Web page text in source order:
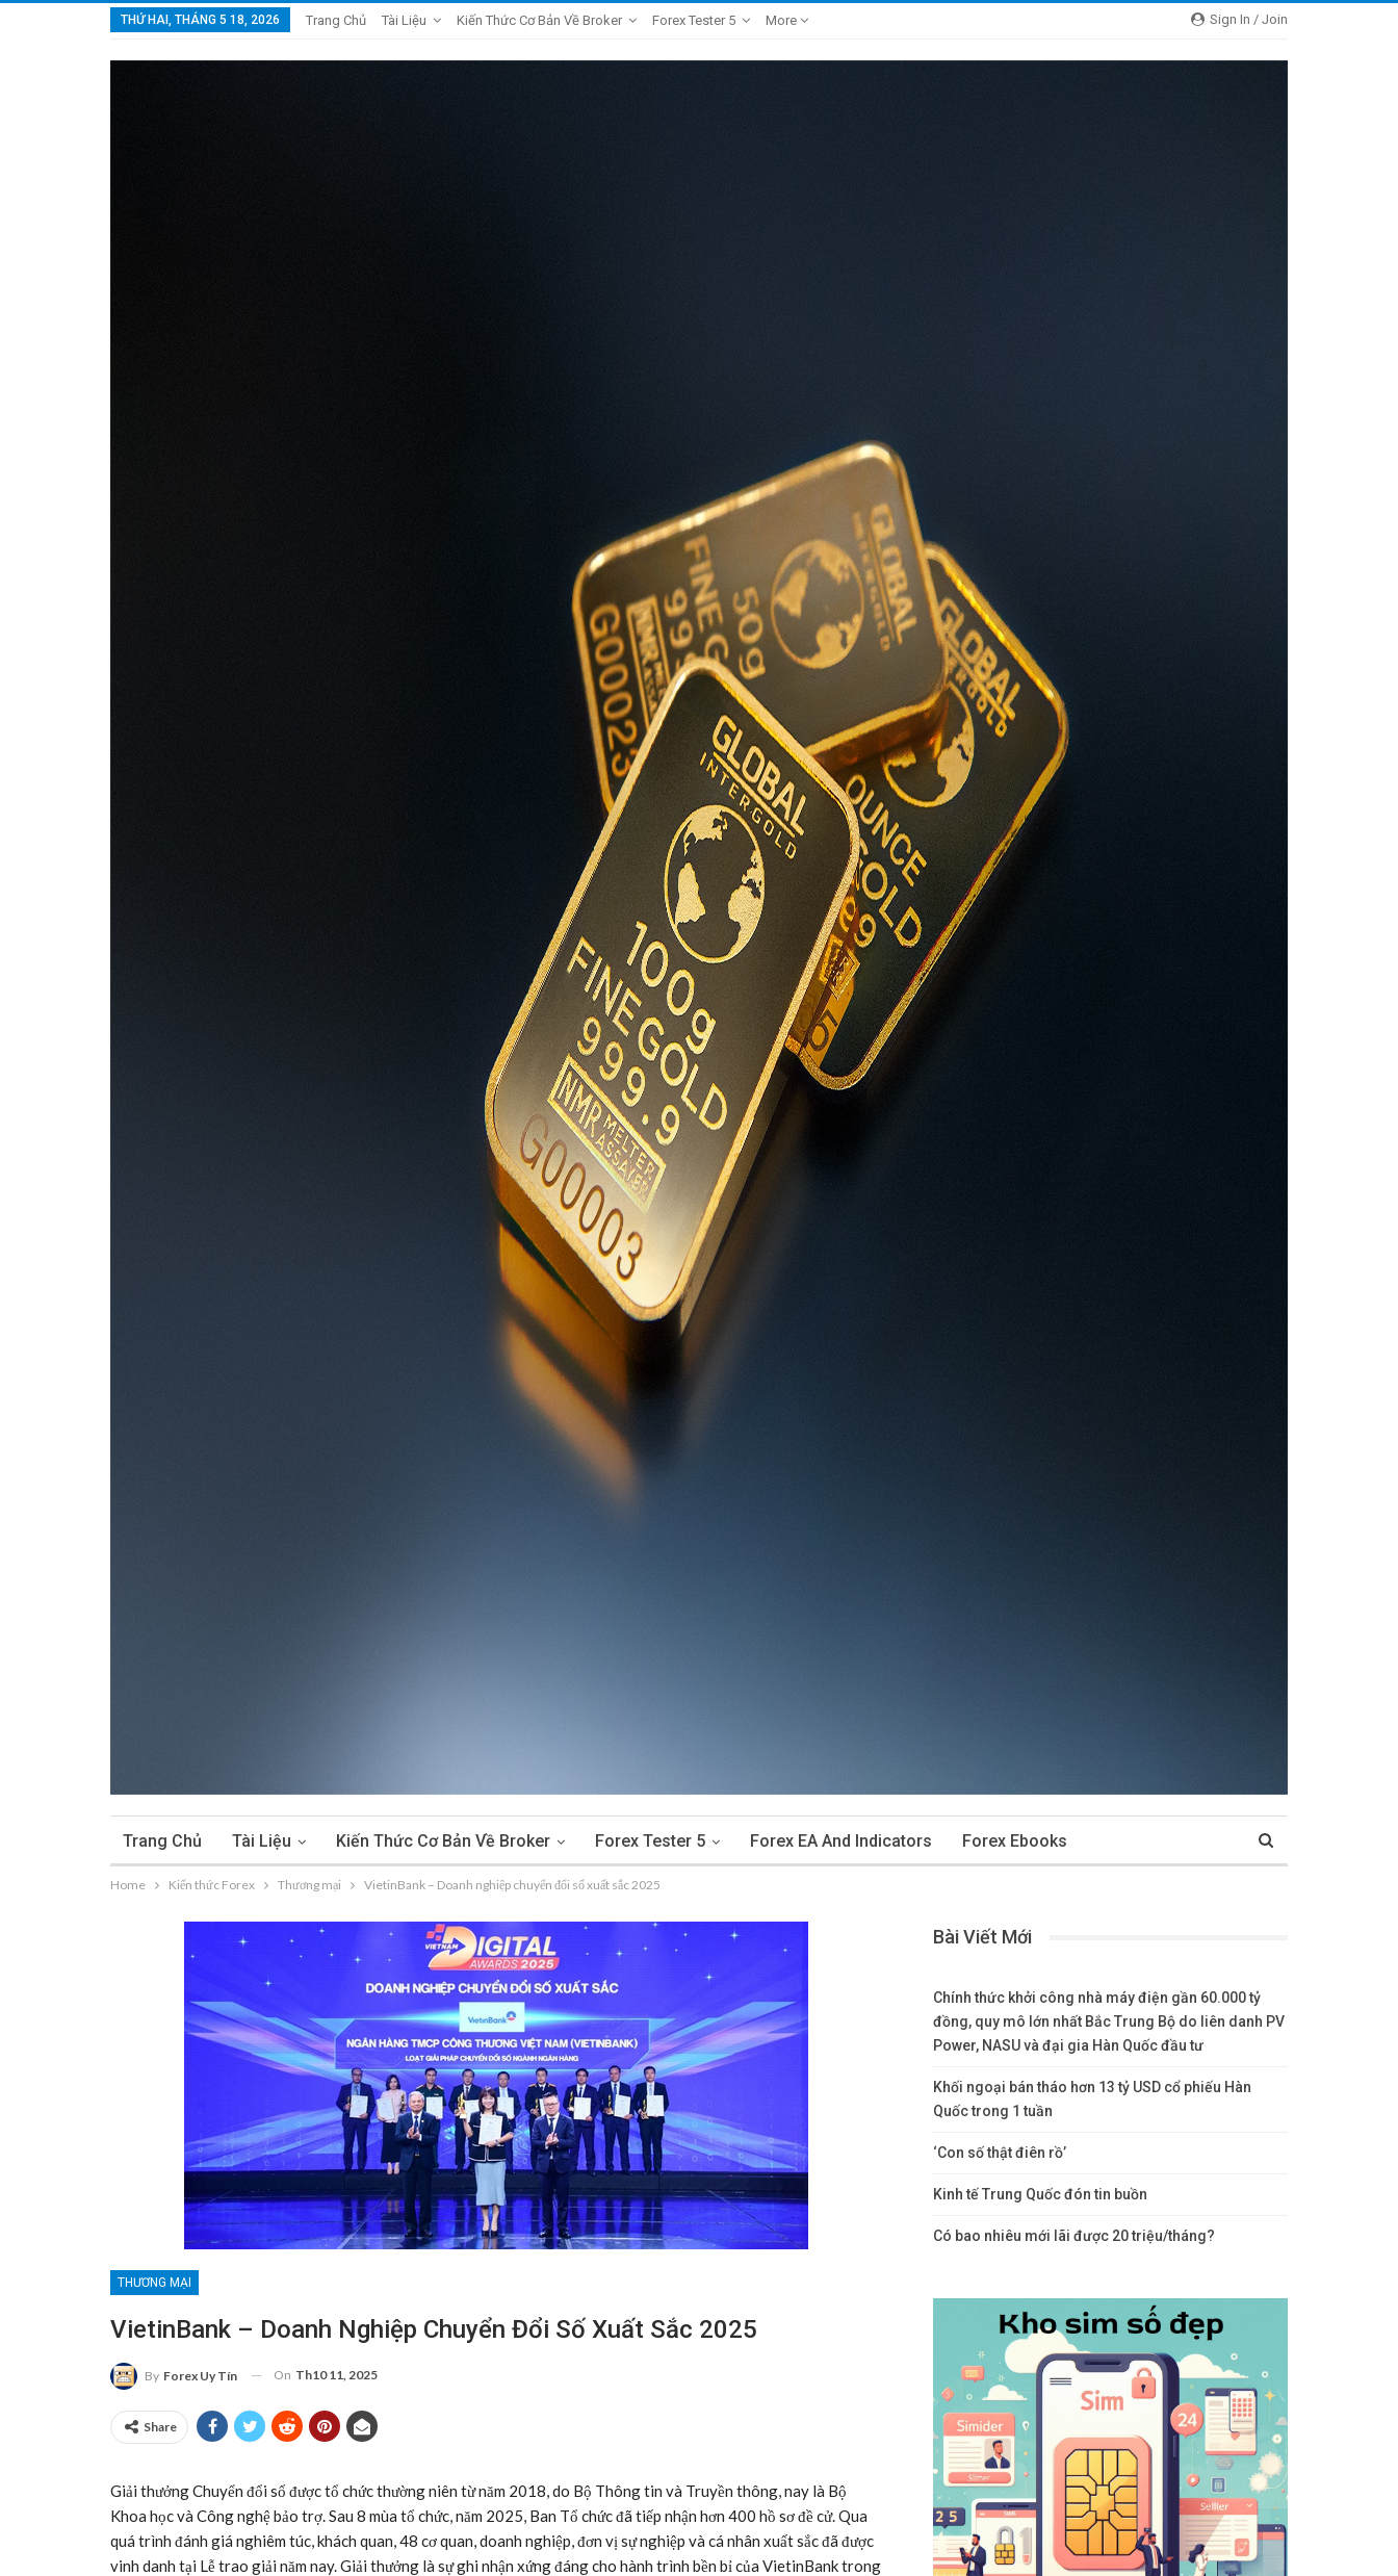
Sign In / Join
THỨ HAI, THÁNG 5 18, 2026 Trang Chủ Tài Liệu Kiến Thức Cơ Bản Về Broker Forex Tester 5 More
Trang Chủ Tài Liệu Kiến Thức Cơ Bản Về Broker Forex Tester 5 Forex EA And Indicators Forex Ebooks
Home Kiến thức Forex Thương mại VietinBank – Doanh nghiệp chuyển đổi số xuất sắc 2025
THƯƠNG MẠI
VietinBank – Doanh Nghiệp Chuyển Đổi Số Xuất Sắc 2025
By Forex Uy Tín On Th10 11, 2025
Share
Giải thưởng Chuyển đổi số được tổ chức thường niên từ năm 2018, do Bộ Thông tin và Truyền thông, nay là Bộ
Khoa học và Công nghệ bảo trợ. Sau 8 mùa tổ chức, năm 2025, Ban Tổ chức đã tiếp nhận hơn 400 hồ sơ đề cử. Qua
quá trình đánh giá nghiêm túc, khách quan, 48 cơ quan, doanh nghiệp, đơn vị sự nghiệp và cá nhân xuất sắc đã được
vinh danh tại Lễ trao giải năm nay. Giải thưởng là sự ghi nhận xứng đáng cho hành trình bền bỉ của VietinBank trong
Bài Viết Mới
Chính thức khởi công nhà máy điện gần 60.000 tỷ
đồng, quy mô lớn nhất Bắc Trung Bộ do liên danh PV
Power, NASU và đại gia Hàn Quốc đầu tư
Khối ngoại bán tháo hơn 13 tỷ USD cổ phiếu Hàn
Quốc trong 1 tuần
‘Con số thật điên rồ’
Kinh tế Trung Quốc đón tin buồn
Có bao nhiêu mới lãi được 20 triệu/tháng?